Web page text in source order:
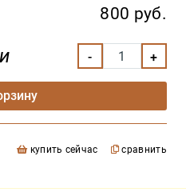
800 руб.
купить сейчас сравнить